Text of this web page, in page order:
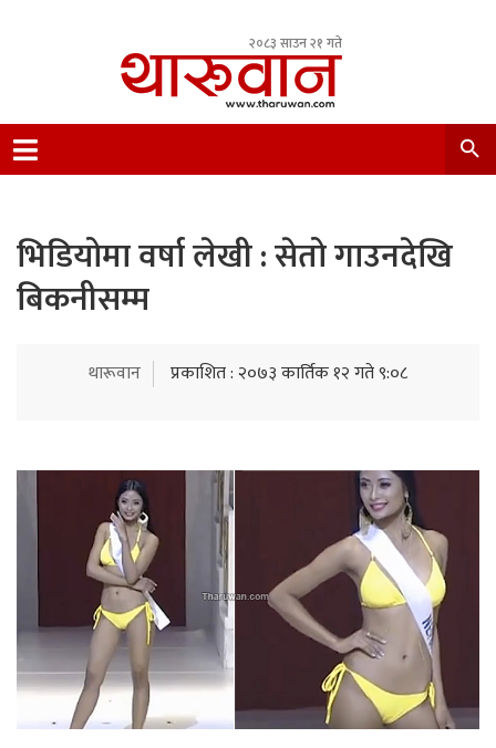
२०८३ साउन २१ गते
Nepal.
भिडियोमा वर्षा लेखी : सेतो गाउनदेखि
बिकनीसम्म
थारूवान प्रकाशित : २०७३ कार्तिक १२ गते ९:०८